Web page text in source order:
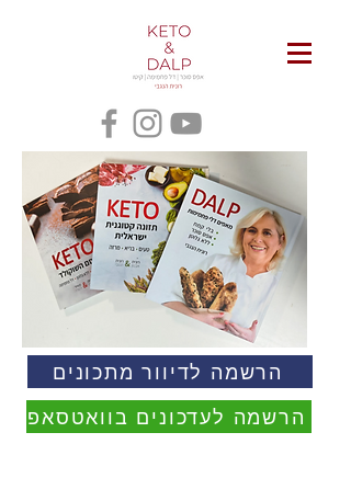
הרשמה לדיוור מתכונים
הרשמה לעדכונים בוואטסאפ